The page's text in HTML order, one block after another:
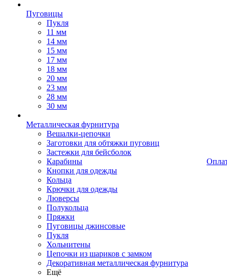
Пуговицы
Пукля
11 мм
14 мм
15 мм
17 мм
18 мм
20 мм
23 мм
28 мм
30 мм
Металлическая фурнитура
Вешалки-цепочки
Заготовки для обтяжки пуговиц
Застежки для бейсболок
Карабины
Кнопки для одежды
Кольца
Крючки для одежды
Люверсы
Полукольца
Пряжки
Пуговицы джинсовые
Пукля
Хольнитены
Цепочки из шариков с замком
Декоративная металлическая фурнитура
Ещё